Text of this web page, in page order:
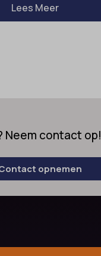
Lees Meer
Neem contact op!
opnemen